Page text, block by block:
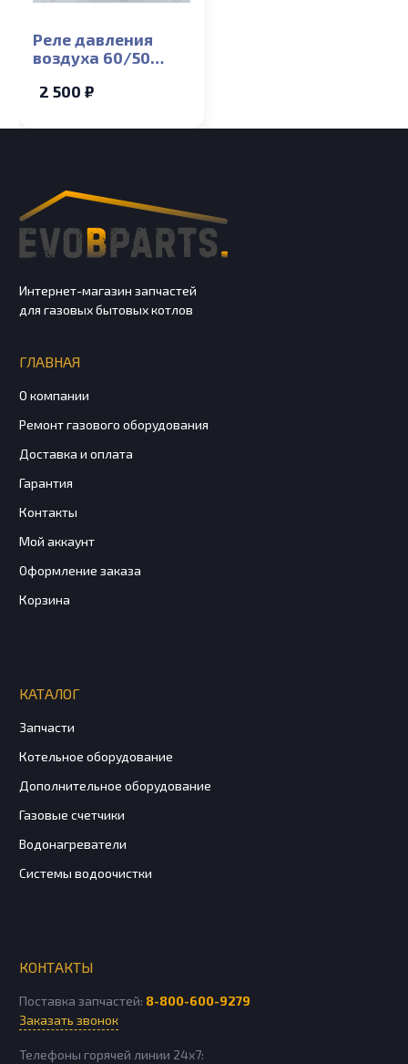
Реле давления
воздуха 60/50
2 500 ₽
Интернет-магазин запчастей
для газовых бытовых котлов
ГЛАВНАЯ
О компании
Ремонт газового оборудования
Доставка и оплата
Гарантия
Контакты
Мой аккаунт
Оформление заказа
Корзина
КАТАЛОГ
Запчасти
Котельное оборудование
Дополнительное оборудование
Газовые счетчики
Водонагреватели
Системы водоочистки
КОНТАКТЫ
Поставка запчастей: 8-800-600-9279
Заказать звонок
Телефоны горячей линии 24х7: